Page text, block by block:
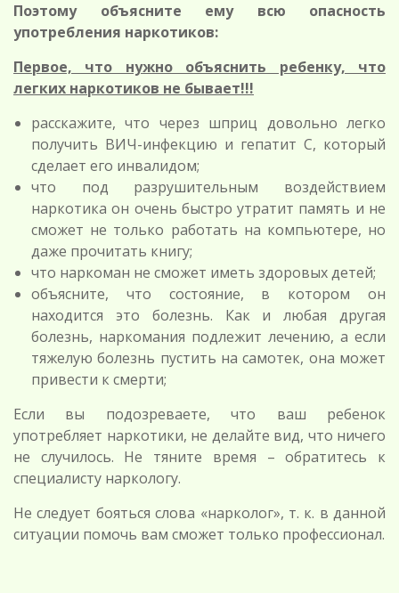
Поэтому объясните ему всю опасность
употребления наркотиков:
Первое, что нужно объяснить ребенку, что
легких наркотиков не бывает!!!
расскажите, что через шприц довольно легко
получить ВИЧ-инфекцию и гепатит С, который
сделает его инвалидом;
что под разрушительным воздействием
наркотика он очень быстро утратит память и не
сможет не только работать на компьютере, но
даже прочитать книгу;
что наркоман не сможет иметь здоровых детей;
объясните, что состояние, в котором он
находится это болезнь. Как и любая другая
болезнь, наркомания подлежит лечению, а если
тяжелую болезнь пустить на самотек, она может
привести к смерти;
Если вы подозреваете, что ваш ребенок
употребляет наркотики, не делайте вид, что ничего
не случилось. Не тяните время – обратитесь к
специалисту наркологу.
Не следует бояться слова «нарколог», т. к. в данной
ситуации помочь вам сможет только профессионал.